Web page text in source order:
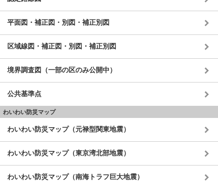
平面図・補正図・別図・補正別図
区域線図・補正図・別図・補正別図
境界調査図（一部の区のみ公開中）
公共基準点
わいわい防災マップ
わいわい防災マップ（元禄型関東地震）
わいわい防災マップ（東京湾北部地震）
わいわい防災マップ（南海トラフ巨大地震）